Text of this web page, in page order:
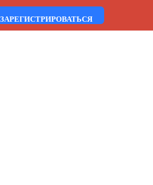
ЗАРЕГИСТРИРОВАТЬСЯ